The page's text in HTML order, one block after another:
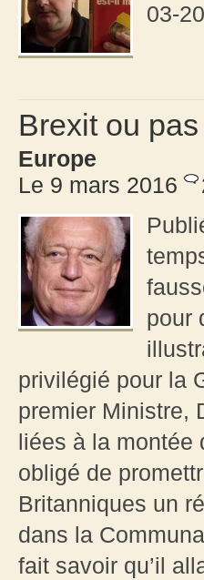
03-
Brexit ou
Europe
Le 9 mars 2016
pour
privilégié pour la
premier Ministre,
liées à la montée
obligé de
Britanniques un
dans la
fait savoir qu’il